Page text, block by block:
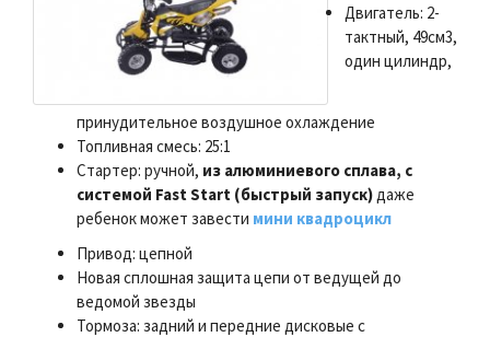
Двигатель: 2-
тактный, 49см3,
один цилиндр,
принудительное воздушное охлаждение
Топливная смесь: 25:1
Стартер: ручной, из алюминиевого сплава, с
системой Fast Start (быстрый запуск) даже
ребенок может завести мини квадроцикл
Привод: цепной
Новая сплошная защита цепи от ведущей до
ведомой звезды
Тормоза: задний и передние дисковые с